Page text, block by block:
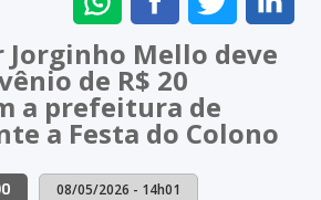
NO
WHATSAPP
NO
FACEBOOK
NO
TWITTER
Jorginho Mello deve
de R$ 20
a prefeitura de
a Festa do Colono
08/05/2026 - 14h01